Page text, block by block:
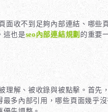
面收不到足夠內部連結、哪些
這也是seo內部連結規劃的重要
解、被收錄與被點擊。首
多內部引用，哪些頁面幾乎